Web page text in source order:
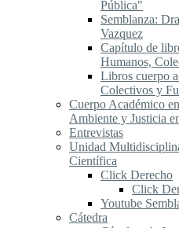
Pública"
Semblanza:
Vazquez
Capítulo de
Humanos,
Libros cuerpo
Colectivos y
Cuerpo Académico
Ambiente y Justicia
Entrevistas
Unidad
Científica
Click Derecho
Click
Youtube
Cátedra